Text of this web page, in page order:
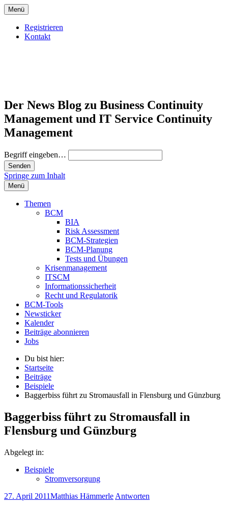
Menü
Registrieren
Kontakt
Der News Blog zu Business Continuity
Management und IT Service Continuity
Management
Begriff eingeben…
Springe zum Inhalt
Menü
Themen
BCM
BIA
Risk Assessment
BCM-Strategien
BCM-Planung
Tests und Übungen
Krisenmanagement
ITSCM
Informationssicherheit
Recht und Regulatorik
BCM-Tools
Newsticker
Kalender
Beiträge abonnieren
Jobs
Du bist hier:
Startseite
Beiträge
Beispiele
Baggerbiss führt zu Stromausfall in Flensburg und Günzburg
Baggerbiss führt zu Stromausfall in
Flensburg und Günzburg
Abgelegt in:
Beispiele
Stromversorgung
27. April 2011Matthias Hämmerle Antworten